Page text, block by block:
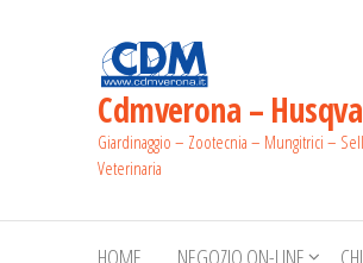
Cdmverona –
Giardinaggio – Zootecnia – Mungitrici –
Veterinaria
HOME NEGOZIO ON-LINE